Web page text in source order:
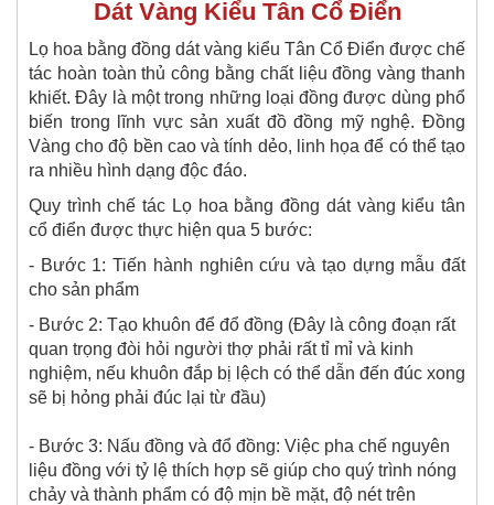
Dát Vàng Kiểu Tân Cổ Điển
Lọ hoa bằng đồng dát vàng kiểu Tân Cổ Điển được chế
tác hoàn toàn thủ công bằng chất liệu đồng vàng thanh
khiết. Đây là một trong những loại đồng được dùng phổ
biến trong lĩnh vực sản xuất đồ đồng mỹ nghệ. Đồng
Vàng cho độ bền cao và tính dẻo, linh họa để có thể tạo
ra nhiều hình dạng độc đáo.
Quy trình chế tác Lọ hoa bằng đồng dát vàng kiểu tân
cổ điển được thực hiện qua 5 bước:
- Bước 1: Tiến hành nghiên cứu và tạo dựng mẫu đất
cho sản phẩm
- Bước 2: Tạo khuôn để đổ đồng (Đây là công đoạn rất
quan trọng đòi hỏi người thợ phải rất tỉ mỉ và kinh
nghiệm, nếu khuôn đắp bị lệch có thể dẫn đến đúc xong
sẽ bị hỏng phải đúc lại từ đầu)
- Bước 3: Nấu đồng và đổ đồng: Việc pha chế nguyên
liệu đồng với tỷ lệ thích hợp sẽ giúp cho quý trình nóng
chảy và thành phẩm có độ mịn bề mặt, độ nét trên